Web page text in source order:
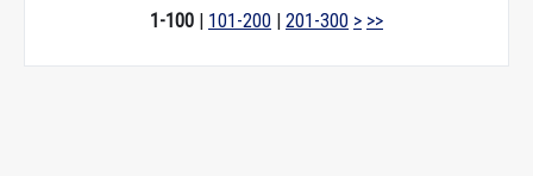
1-100 | 101-200 | 201-300 > >>